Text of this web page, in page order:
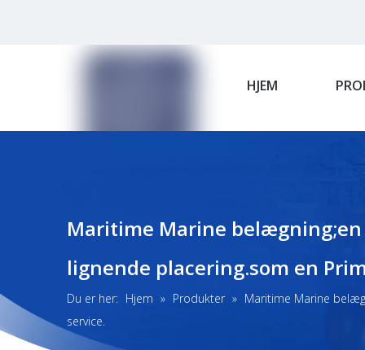
HJEM
Maritime Marine
lignende placering.som en
Du er her: Hjem » Produkter » Maritime Marine
service.